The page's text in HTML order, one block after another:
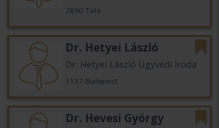
2890 Tata
Dr. Hetyei László
Dr. Hetyei László Ügyvédi Iroda
1137 Budapest
Dr. Hevesi György